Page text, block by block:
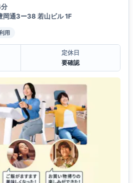
岡通3ー38 若山ビル 1F
用
定休日
要確認